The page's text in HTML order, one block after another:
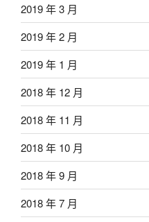
2019 年 3 月
2019 年 2 月
2019 年 1 月
2018 年 12 月
2018 年 11 月
2018 年 10 月
2018 年 9 月
2018 年 7 月